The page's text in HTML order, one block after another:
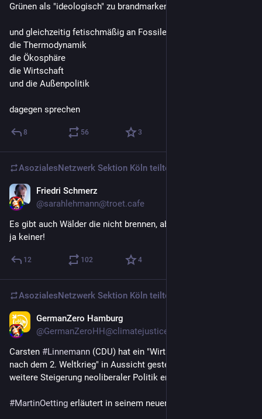
Grünen als "ideologisch" zu brandmarken
und gleichzeitig fetischmäßig an Fossilen festhalten obwohl
die Thermodynamik
die Ökosphäre
die Wirtschaft
und die Außenpolitik
dagegen sprechen
8 56 3
AsozialesNetzwerk Sektion Köln teilte
Friedri Schmerz
@sarahlehmann@troet.cafe
Es gibt auch Wälder die nicht brennen, aber darüber berichtet
ja keiner!
12 102 4
AsozialesNetzwerk Sektion Köln teilte
GermanZero Hamburg
@GermanZeroHH@climatejustice.global
Carsten #Linnemann (CDU) hat ein "Wirtschaftswunder wie
nach dem 2. Weltkrieg" in Aussicht gestellt, das durch eine
weitere Steigerung neoliberaler Politik erreicht werden soll [1].
#MartinOetting erläutert in seinem neuen Video, warum